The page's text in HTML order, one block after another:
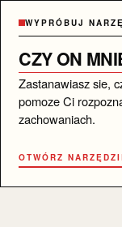
WYPRÓBUJ
CZY ON
Zastanawiasz sie,
pomoze Ci
zachowaniach.
OTWÓRZ